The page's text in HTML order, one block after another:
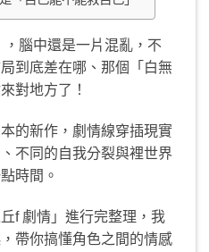
，腦中還是一片混亂，不
到底差在哪、那個「白無
對地方了！
的新作，劇情線穿插現實
不同的自我分裂與裡世界
時間。
f 劇情」進行完整理，我
帶你搞懂角色之間的情感